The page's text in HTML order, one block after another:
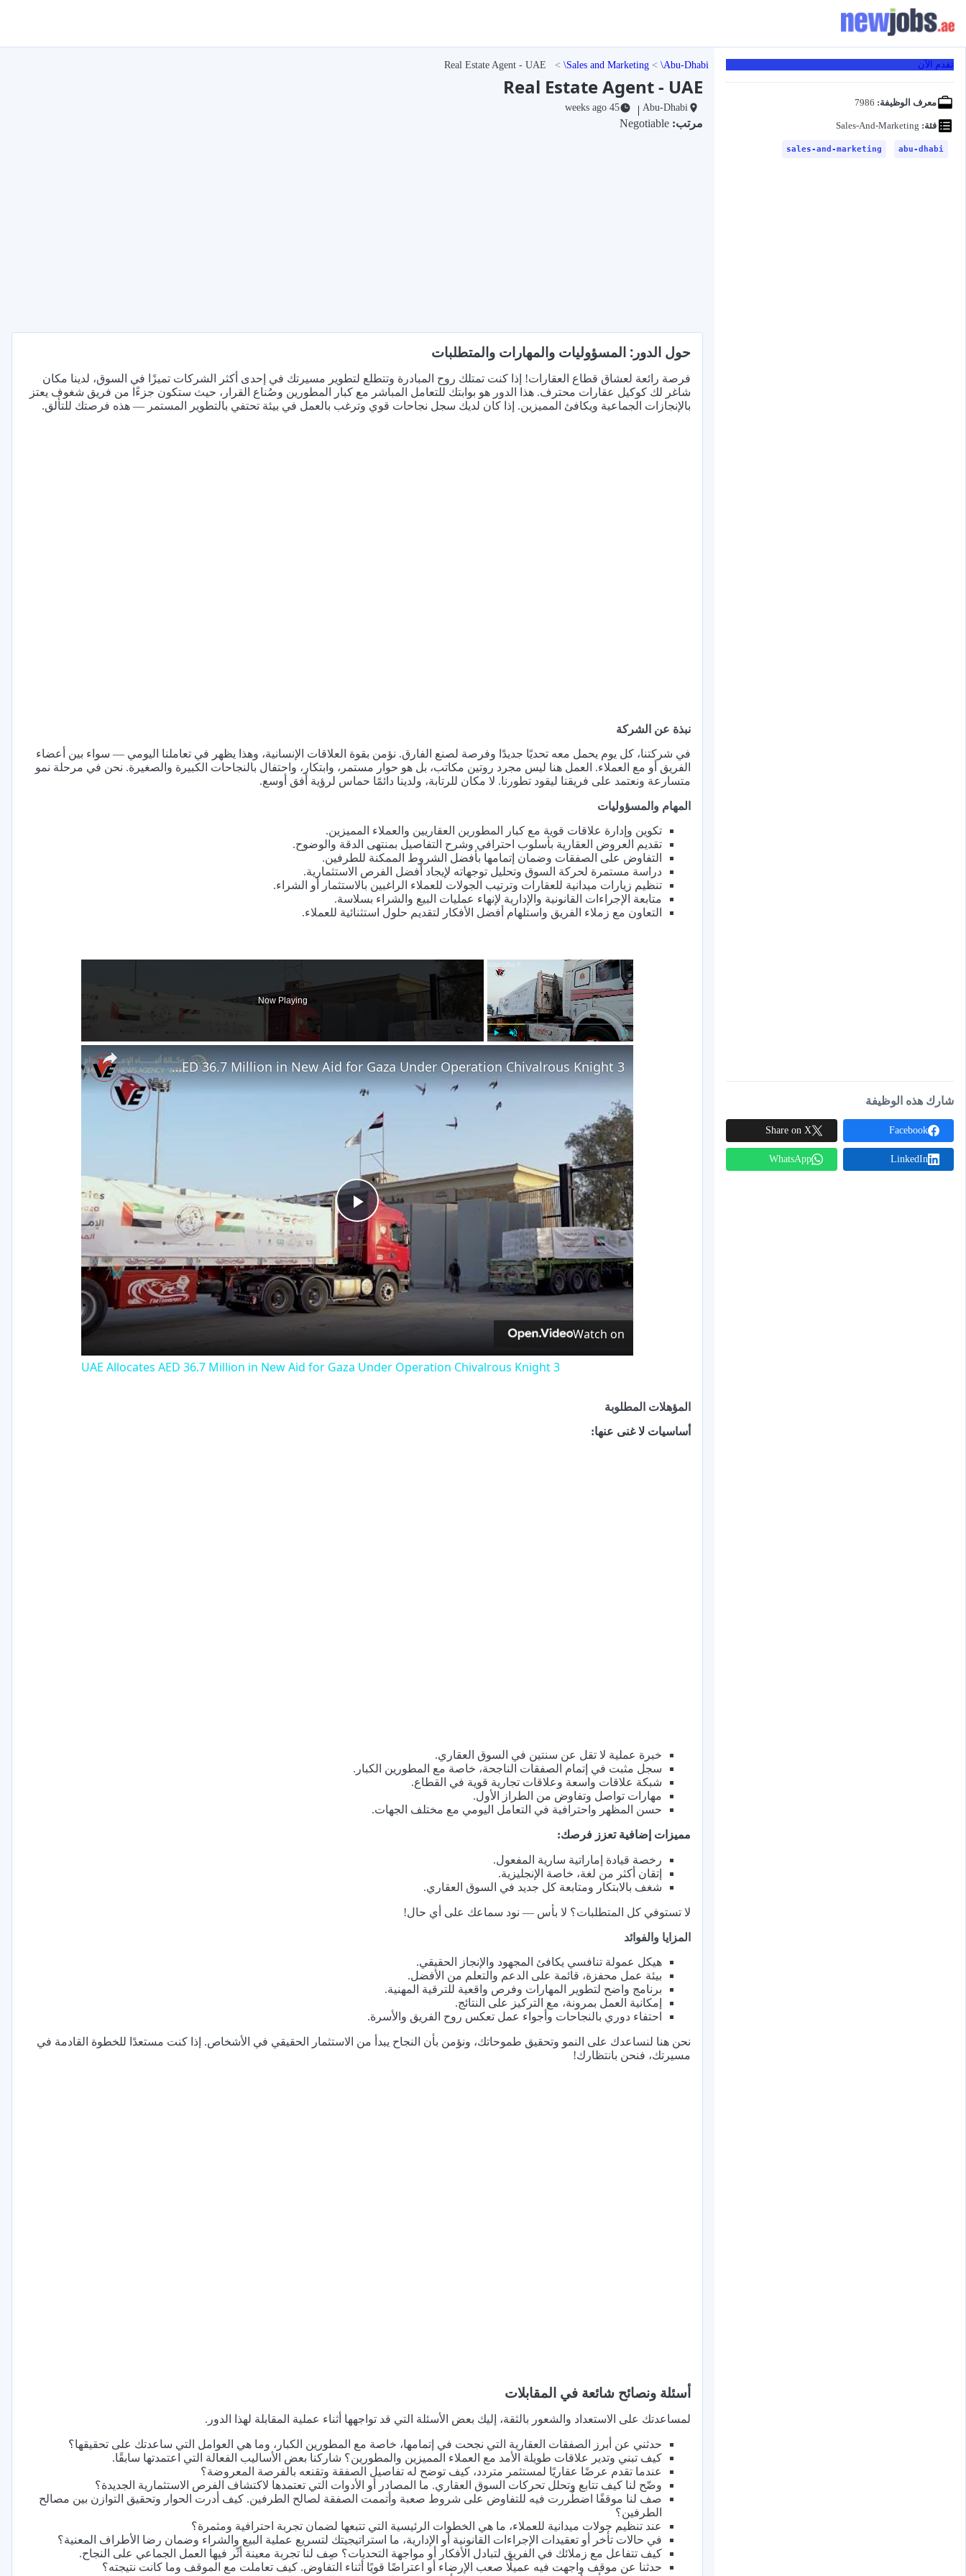
تقدم الآن
معرف الوظيفة:
فئة:
abu-dhabi
sales-and-marketing
شارك هذه الوظيفة
Facebook
Share on X
LinkedIn
WhatsApp
Abu-Dhabi
Sales and Marketing
Real Estate Agent - UAE
Real Estate Agent - UAE
Abu-Dhabi
|
45 weeks ago
مرتب:
حول الدور: المسؤوليات والمهارات والمتطلبات
فرصة رائعة لعشاق قطاع العقارات! إذا كنت تمتلك روح المبادرة وتتطلع لتطوير مسيرتك في إحدى أكثر الشركات تميزًا في السوق، لدينا مكان
شاغر لك كوكيل عقارات محترف. هذا الدور هو بوابتك للتعامل المباشر مع كبار المطورين وصُناع القرار، حيث ستكون جزءًا من فريق شغوف يعتز
بالإنجازات الجماعية ويكافئ المميزين. إذا كان لديك سجل نجاحات قوي وترغب بالعمل في بيئة تحتفي بالتطوير المستمر — هذه فرصتك للتألق.
نبذة عن الشركة
في شركتنا، كل يوم يحمل معه تحديًا جديدًا وفرصة لصنع الفارق. نؤمن بقوة العلاقات الإنسانية، وهذا يظهر في تعاملنا اليومي — سواء بين أعضاء
الفريق أو مع العملاء. العمل هنا ليس مجرد روتين مكاتب، بل هو حوار مستمر، وابتكار، واحتفال بالنجاحات الكبيرة والصغيرة. نحن في مرحلة نمو
متسارعة ونعتمد على فريقنا ليقود تطورنا. لا مكان للرتابة، ولدينا دائمًا حماس لرؤية أفق أوسع.
المهام والمسؤوليات
تكوين وإدارة علاقات قوية مع كبار المطورين العقاريين والعملاء المميزين.
تقديم العروض العقارية بأسلوب احترافي وشرح التفاصيل بمنتهى الدقة والوضوح.
التفاوض على الصفقات وضمان إتمامها بأفضل الشروط الممكنة للطرفين.
دراسة مستمرة لحركة السوق وتحليل توجهاته لإيجاد أفضل الفرص الاستثمارية.
تنظيم زيارات ميدانية للعقارات وترتيب الجولات للعملاء الراغبين بالاستثمار أو الشراء.
متابعة الإجراءات القانونية والإدارية لإنهاء عمليات البيع والشراء بسلاسة.
التعاون مع زملاء الفريق واستلهام أفضل الأفكار لتقديم حلول استثنائية للعملاء.
×
Now Playing
×
Play
Video
UAE Allocates AED 36.7 Million in New Aid for Gaza Under Operation Chivalrous Knight 3
Watch on
UAE Allocates AED 36.7 Million in New Aid for Gaza Under Operation Chivalrous Knight 3
المؤهلات المطلوبة
أساسيات لا غنى عنها:
خبرة عملية لا تقل عن سنتين في السوق العقاري.
سجل مثبت في إتمام الصفقات الناجحة، خاصة مع المطورين الكبار.
شبكة علاقات واسعة وعلاقات تجارية قوية في القطاع.
مهارات تواصل وتفاوض من الطراز الأول.
حسن المظهر واحترافية في التعامل اليومي مع مختلف الجهات.
مميزات إضافية تعزز فرصك:
رخصة قيادة إماراتية سارية المفعول.
إتقان أكثر من لغة، خاصة الإنجليزية.
شغف بالابتكار ومتابعة كل جديد في السوق العقاري.
لا تستوفي كل المتطلبات؟ لا بأس — نود سماعك على أي حال!
المزايا والفوائد
هيكل عمولة تنافسي يكافئ المجهود والإنجاز الحقيقي.
بيئة عمل محفزة، قائمة على الدعم والتعلم من الأفضل.
برنامج واضح لتطوير المهارات وفرص واقعية للترقية المهنية.
إمكانية العمل بمرونة، مع التركيز على النتائج.
احتفاء دوري بالنجاحات وأجواء عمل تعكس روح الفريق والأسرة.
نحن هنا لنساعدك على النمو وتحقيق طموحاتك، ونؤمن بأن النجاح يبدأ من الاستثمار الحقيقي في الأشخاص. إذا كنت مستعدًا للخطوة القادمة في
مسيرتك، فنحن بانتظارك!
أسئلة ونصائح شائعة في المقابلات
لمساعدتك على الاستعداد والشعور بالثقة، إليك بعض الأسئلة التي قد تواجهها أثناء عملية المقابلة لهذا الدور.
حدثني عن أبرز الصفقات العقارية التي نجحت في إتمامها، خاصة مع المطورين الكبار، وما هي العوامل التي ساعدتك على تحقيقها؟
كيف تبني وتدير علاقات طويلة الأمد مع العملاء المميزين والمطورين؟ شاركنا بعض الأساليب الفعالة التي اعتمدتها سابقًا.
عندما تقدم عرضًا عقاريًا لمستثمر متردد، كيف توضح له تفاصيل الصفقة وتقنعه بالفرصة المعروضة؟
وضّح لنا كيف تتابع وتحلل تحركات السوق العقاري. ما المصادر أو الأدوات التي تعتمدها لاكتشاف الفرص الاستثمارية الجديدة؟
صف لنا موقفًا اضطُررت فيه للتفاوض على شروط صعبة وأتممت الصفقة لصالح الطرفين. كيف أدرت الحوار وتحقيق التوازن بين مصالح
الطرفين؟
عند تنظيم جولات ميدانية للعملاء، ما هي الخطوات الرئيسية التي تتبعها لضمان تجربة احترافية ومثمرة؟
في حالات تأخر أو تعقيدات الإجراءات القانونية أو الإدارية، ما استراتيجيتك لتسريع عملية البيع والشراء وضمان رضا الأطراف المعنية؟
كيف تتفاعل مع زملائك في الفريق لتبادل الأفكار أو مواجهة التحديات؟ صِف لنا تجربة معينة أثّر فيها العمل الجماعي على النجاح.
حدثنا عن موقف واجهت فيه عميلًا صعب الإرضاء أو اعتراضًا قويًا أثناء التفاوض. كيف تعاملت مع الموقف وما كانت نتيجته؟